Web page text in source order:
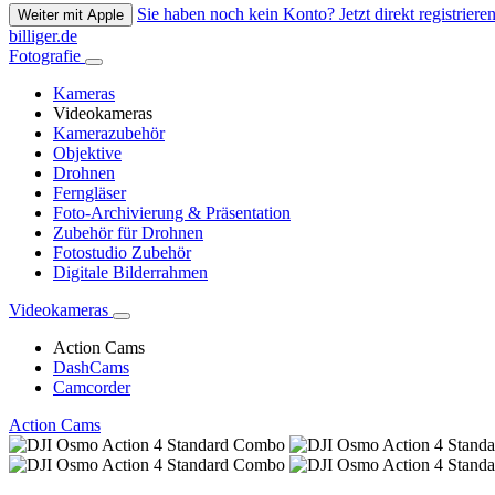
Weiter mit Apple
Sie haben noch kein Konto? Jetzt direkt
billiger.de
Fotografie
Kameras
Videokameras
Kamerazubehör
Objektive
Drohnen
Ferngläser
Foto-Archivierung & Präsentation
Zubehör für Drohnen
Fotostudio Zubehör
Digitale Bilderrahmen
Videokameras
Action Cams
DashCams
Camcorder
Action Cams